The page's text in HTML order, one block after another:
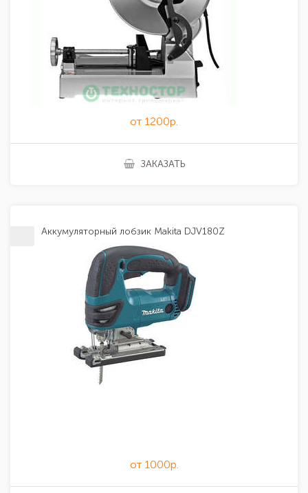
от 1200р.
ЗАКАЗАТЬ
Аккумуляторный лобзик Makita DJV180Z
от 1000р.